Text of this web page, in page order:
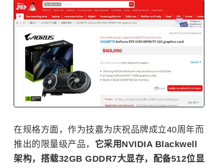
在规格方面，作为技嘉为庆祝品牌成立40周年而
推出的限量级产品， 它采用NVIDIA Blackwell
架构，搭载32GB GDDR7大显存，配备512位显